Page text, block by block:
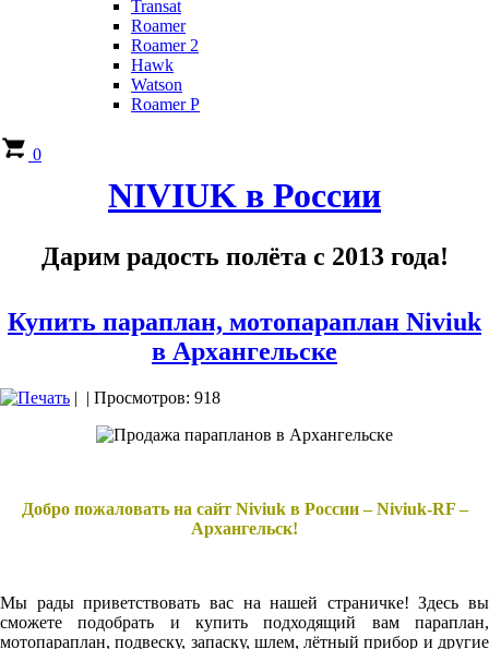
Transat
Roamer
Roamer 2
Hawk
Watson
Roamer P
0
NIVIUK в России
Дарим радость полёта с 2013 года!
Купить параплан, мотопараплан Niviuk
в Архангельске
| | Просмотров: 918
Добро пожаловать на сайт Niviuk в России – Niviuk-RF –
Архангельск!
Мы рады приветствовать вас на нашей страничке! Здесь вы
сможете подобрать и купить подходящий вам параплан,
мотопараплан, подвеску, запаску, шлем, лётный прибор и другие